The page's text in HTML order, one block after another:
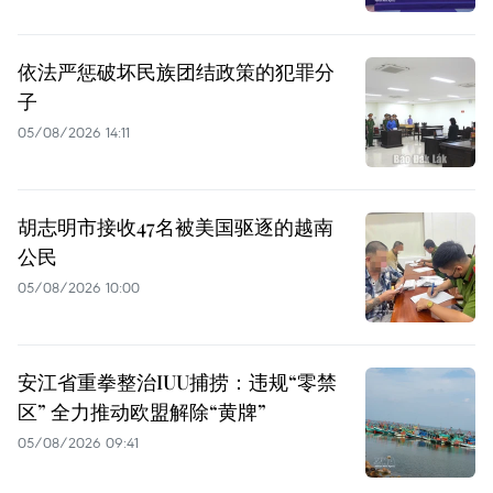
依法严惩破坏民族团结政策的犯罪分
子
05/08/2026 14:11
胡志明市接收47名被美国驱逐的越南
公民
05/08/2026 10:00
安江省重拳整治IUU捕捞：违规“零禁
区” 全力推动欧盟解除“黄牌”
05/08/2026 09:41